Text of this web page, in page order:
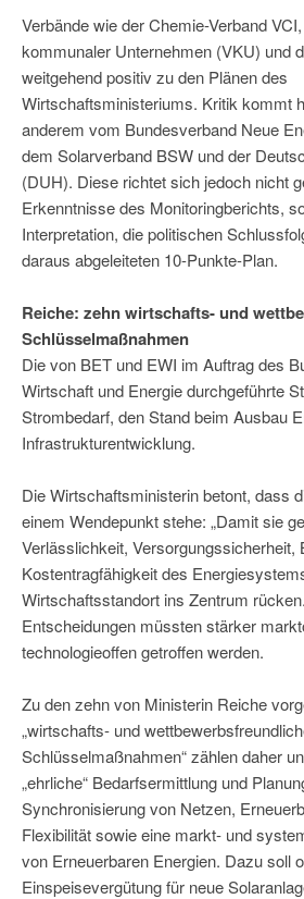
Verbände wie der Chemie-Verband
kommunaler Unternehmen (VKU) und
weitgehend positiv zu den Plänen des
Wirtschaftsministeriums. Kritik kommt
anderem vom Bundesverband Neue
dem Solarverband BSW und der
(DUH). Diese richtet sich jedoch nicht
Erkenntnisse des Monitoringberichts,
Interpretation, die politischen
daraus abgeleiteten 10-Punkte-Plan.
Reiche: zehn wirtschafts- und
Schlüsselmaßnahmen
Die von BET und EWI im Auftrag des
Wirtschaft und Energie durchgeführte
Strombedarf, den Stand beim Ausbau
Infrastrukturentwicklung.
Die Wirtschaftsministerin betont, dass
einem Wendepunkt stehe: „Damit sie
Verlässlichkeit, Versorgungssicherheit,
Kostentragfähigkeit des
Wirtschaftsstandort ins Zentrum
Entscheidungen müssten stärker
technologieoffen getroffen werden.
Zu den zehn von Ministerin Reiche
„wirtschafts- und
Schlüsselmaßnahmen“ zählen daher
„ehrliche“ Bedarfsermittlung und
Synchronisierung von Netzen,
Flexibilität sowie eine markt- und
von Erneuerbaren Energien. Dazu soll
Einspeisevergütung für neue